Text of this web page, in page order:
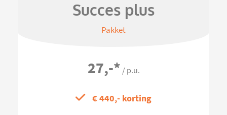
Succes plus
Pakket
27,-* / p.u.
€ 440,- korting